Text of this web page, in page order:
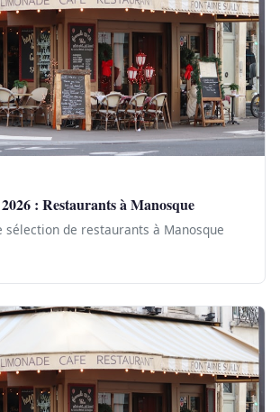
: Restaurants à Manosque
sélection de restaurants à Manosque